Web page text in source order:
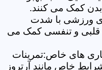
کمک می کنند.
ورزشی با شدت
قلبی و تنفسی کمک می
های خاص:تمرینات
خاص مانند آرتروز